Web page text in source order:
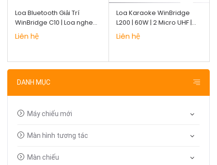
DANH MỤC
Máy chiếu mới
Màn hình tương tác
Màn chiếu
Loa Bluetooth Giải Trí
WinBridge C10 | Loa nghe
nhạc để bàn | Pin 4000mAh
Liên hệ
Loa Karaoke WinBridge
L200 | 60W | 2 Micro UHF |
Bluetooth | Chính hãng
Liên hệ